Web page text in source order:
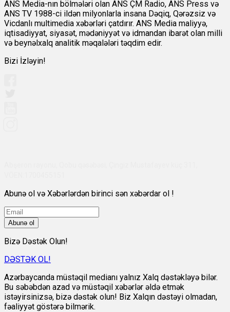
ANS Media-nın bölmələri olan ANS ÇM Radio, ANS Press və
ANS TV 1988-ci ildən milyonlarla insana Dəqiq, Qərəzsiz və
Vicdanlı multimedia xəbərləri çatdırır. ANS Media maliyyə,
iqtisadiyyat, siyasət, mədəniyyət və idmandan ibarət olan milli
və beynəlxalq analitik məqalələri təqdim edir.
Bizi İzləyin!
Abunə ol və Xəbərlərdən birinci sən xəbərdar ol !
Abunə ol
Bizə Dəstək Olun!
DƏSTƏK OL!
Azərbaycanda müstəqil medianı yalnız Xalq dəstəkləyə bilər.
Bu səbəbdən azad və müstəqil xəbərlər əldə etmək
istəyirsinizsə, bizə dəstək olun! Biz Xalqın dəstəyi olmadan,
fəaliyyət göstərə bilmərik.